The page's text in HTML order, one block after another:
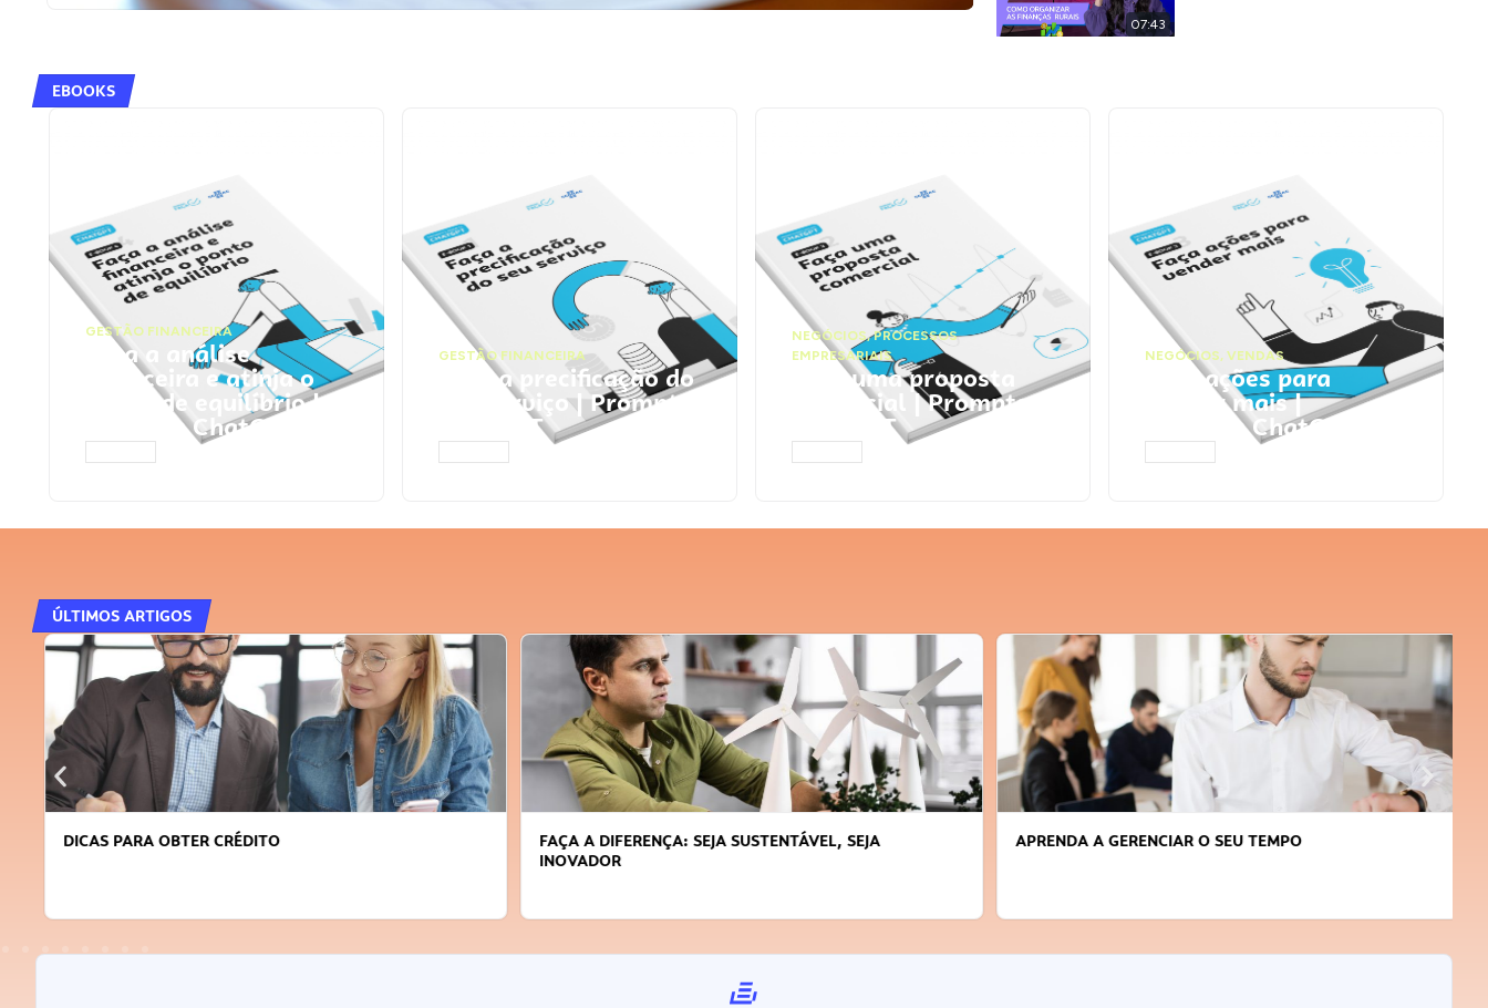
07:43
EBOOKS
GESTÃO FINANCEIRA
Faça a análise
financeira e atinja o
ponto de equilíbrio |
Prompts ChatGPT
GESTÃO FINANCEIRA
Faça a precificação do
seu serviço | Prompts
ChatGPT
NEGÓCIOS,PROCESSOS
EMPRESARIAIS
Faça uma proposta
comercial | Prompts
ChatGPT
NEGÓCIOS, VENDAS
Faça ações para
vender mais |
Prompts ChatGPT
ÚLTIMOS ARTIGOS
DICAS PARA OBTER CRÉDITO
FAÇA A DIFERENÇA: SEJA SUSTENTÁVEL, SEJA
INOVADOR
APRENDA A GERENCIAR O SEU TEMPO